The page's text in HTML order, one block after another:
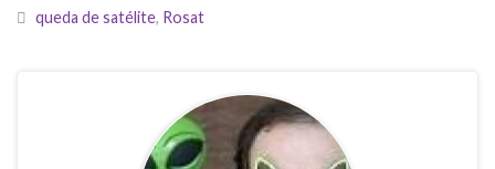
queda de satélite, Rosat